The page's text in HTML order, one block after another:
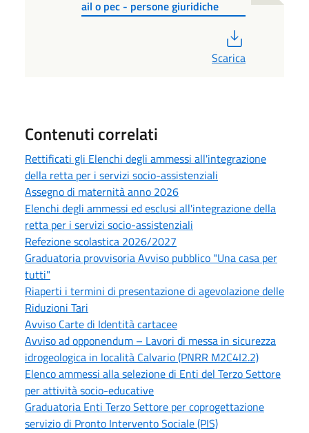
ail o pec - persone giuridiche
Scarica
Contenuti correlati
Rettificati gli Elenchi degli ammessi all'integrazione
della retta per i servizi socio-assistenziali
Assegno di maternità anno 2026
Elenchi degli ammessi ed esclusi all'integrazione della
retta per i servizi socio-assistenziali
Refezione scolastica 2026/2027
Graduatoria provvisoria Avviso pubblico "Una casa per
tutti"
Riaperti i termini di presentazione di agevolazione delle
Riduzioni Tari
Avviso Carte di Identità cartacee
Avviso ad opponendum – Lavori di messa in sicurezza
idrogeologica in località Calvario (PNRR M2C4I2.2)
Elenco ammessi alla selezione di Enti del Terzo Settore
per attività socio-educative
Graduatoria Enti Terzo Settore per coprogettazione
servizio di Pronto Intervento Sociale (PIS)